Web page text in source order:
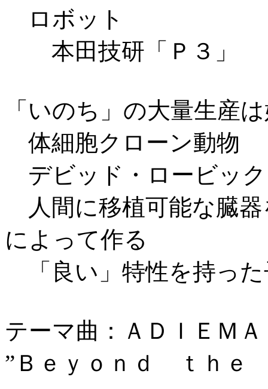
ロボット
本田技研「Ｐ３」
「いのち」の大量生産
体細胞クローン動物
デビッド・ロービッ
人間に移植可能な臓
によって作る
「良い」特性を持っ
テーマ曲：ＡＤＩＥＭＡ
”Ｂｅｙｏｎｄ ｔｈｅ